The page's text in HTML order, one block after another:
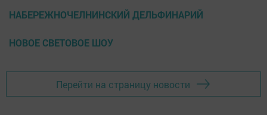
НАБЕРЕЖНОЧЕЛНИНСКИЙ ДЕЛЬФИНАРИЙ
НОВОЕ СВЕТОВОЕ ШОУ
Перейти на страницу новости